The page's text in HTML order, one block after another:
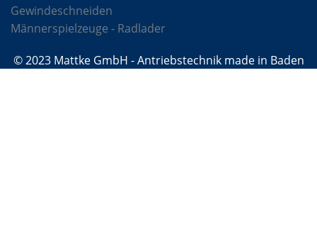
Gewindeschneiden
Männerspielzeuge - Radlader
© 2023 Mattke GmbH - Antriebstechnik made in Baden